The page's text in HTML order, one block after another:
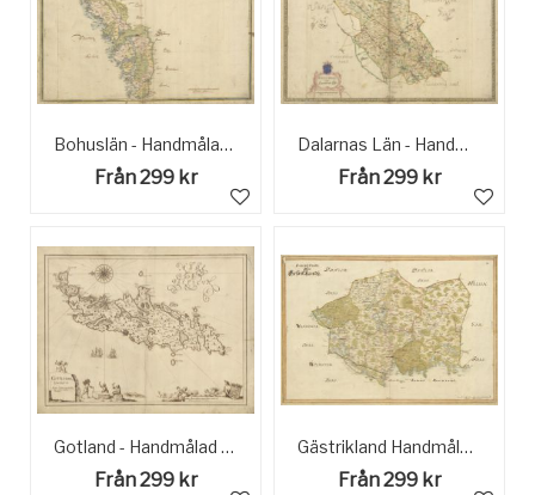
Bohuslän - Handmålad Historisk Karta sent 1600 tal
Från 299 kr
Dalarnas Län - Handmålad Historisk Karta sent 1600-tal
Från 299 kr
Gotland - Handmålad Historisk karta sent 1600 tal
Från 299 kr
Gästrikland Handmålad Historisk Karta sent 1600-tal
Från 299 kr